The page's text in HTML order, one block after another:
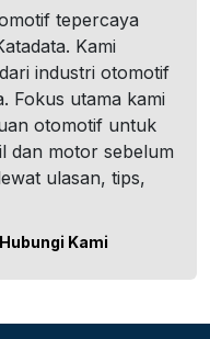
tepercaya
Kami
industri otomotif
Fokus utama kami
otomotif untuk
dan motor sebelum
ulasan, tips,
Hubungi Kami